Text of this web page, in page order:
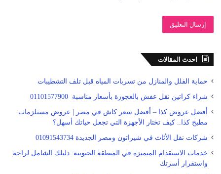
احدث المقالات
حماية الفلل والمنازل من تسربات المياه قبل تلف التشطيبات
شراء كراتين نقل عفش بالعجوزة بأسعار مناسبة 01101577900
أفضل عروض كذا – أفضل سعر كاش في مصر | عروض مستلزمات
مطبخ كذا.. كيف تختار الأجهزة التي تجعل حياتك أسهل؟
شركات نقل الأثاث في شيراتون ومصر الجديدة 01091543734
خدمات الاستقدام المتميزة في المنطقة الجنوبية: دليلك الشامل لراحة
واستقرار أسرتك